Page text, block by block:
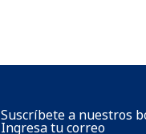
Suscríbete a nuestros
Ingresa tu correo